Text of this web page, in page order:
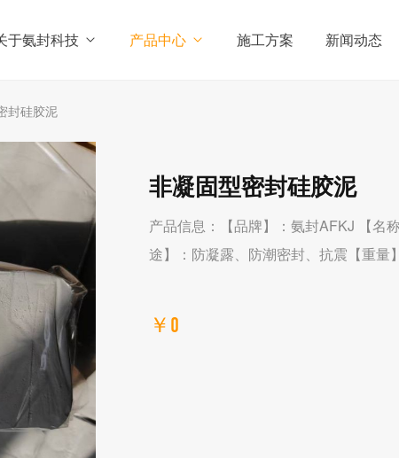
于氨封科技 产品中心 施工方案 新闻动态
封硅胶泥
非凝固型密封硅胶泥
产品信息：【品牌】：氨封AFKJ 【名
途】：防凝露、防潮密封、抗震【重量
￥0